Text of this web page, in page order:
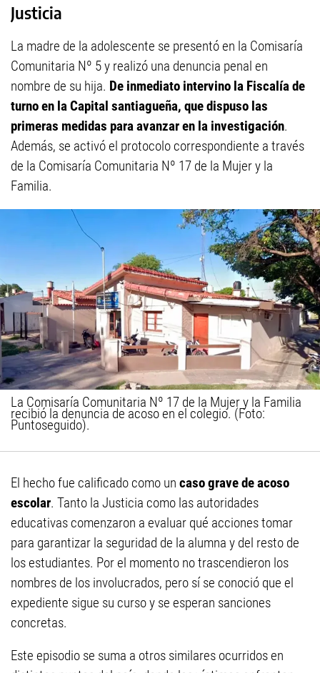
Justicia
La madre de la adolescente se presentó en la Comisaría
Comunitaria Nº 5 y realizó una denuncia penal en
nombre de su hija. De inmediato intervino la Fiscalía de
turno en la Capital santiagueña, que dispuso las
primeras medidas para avanzar en la investigación.
Además, se activó el protocolo correspondiente a través
de la Comisaría Comunitaria Nº 17 de la Mujer y la
Familia.
La Comisaría Comunitaria Nº 17 de la Mujer y la Familia
recibió la denuncia de acoso en el colegio. (Foto:
Puntoseguido).
El hecho fue calificado como un caso grave de acoso
escolar. Tanto la Justicia como las autoridades
educativas comenzaron a evaluar qué acciones tomar
para garantizar la seguridad de la alumna y del resto de
los estudiantes. Por el momento no trascendieron los
nombres de los involucrados, pero sí se conoció que el
expediente sigue su curso y se esperan sanciones
concretas.
Este episodio se suma a otros similares ocurridos en